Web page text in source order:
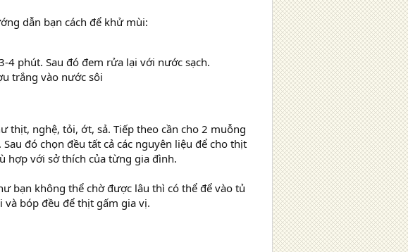
dẫn bạn cách để khử mùi:
4 phút. Sau đó đem rửa lại với nước sạch.
trắng vào nước sôi
thịt, nghệ, tỏi, ớt, sả. Tiếp theo cần cho 2 muỗng
đó chọn đều tất cả các nguyên liệu để cho thịt
hợp với sở thích của từng gia đình.
bạn không thể chờ được lâu thì có thể để vào tủ
và bóp đều để thịt gấm gia vị.